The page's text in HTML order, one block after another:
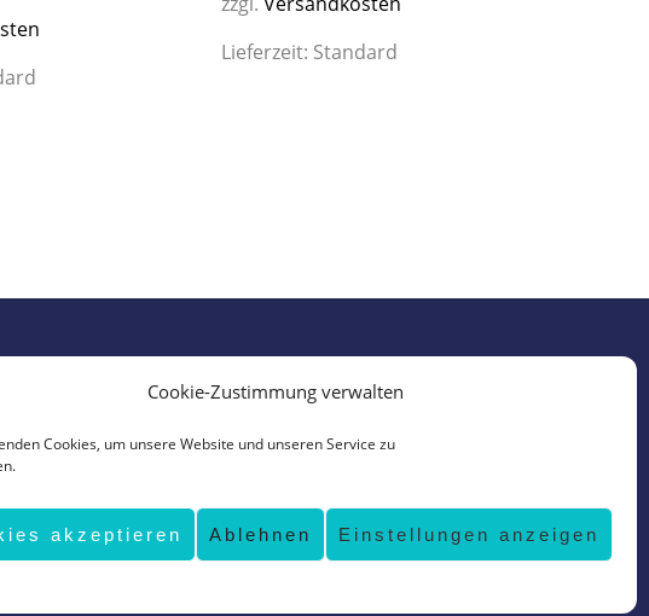
Cookie-Zustimmung verwalten
Cookies, um unsere Website und unseren Service zu
akzeptieren Ablehnen Einstellungen anzeigen
Lieferzeit: Standard